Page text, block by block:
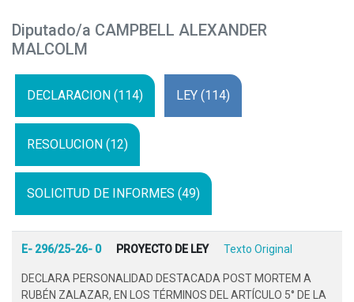
Diputado/a CAMPBELL ALEXANDER
MALCOLM
DECLARACION (114) LEY (114)
RESOLUCION (12)
SOLICITUD DE INFORMES (49)
E- 296/25-26- 0 PROYECTO DE LEY Texto Original
DECLARA PERSONALIDAD DESTACADA POST MORTEM A
RUBÉN ZALAZAR, EN LOS TÉRMINOS DEL ARTÍCULO 5° DE LA